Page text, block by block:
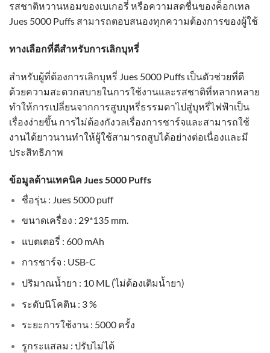
รสชาติหวานหอมของเบเกอรี่ หรือความสดชื่นของค็อกเทล
Jues 5000 Puffs สามารถตอบสนองทุกความต้องการของผู้ใช้
ทางเลือกที่ดีสำหรับการเลิกบุหรี่
สำหรับผู้ที่ต้องการเลิกบุหรี่ Jues 5000 Puffs เป็นตัวช่วยที่ดี
ด้วยความสะดวกสบายในการใช้งานและรสชาติที่หลากหลาย
ทำให้การเปลี่ยนจากการสูบบุหรี่ธรรมดาไปสู่บุหรี่ไฟฟ้าเป็น
เรื่องง่ายขึ้น การไม่ต้องกังวลเรื่องการชาร์จและสามารถใช้
งานได้ยาวนานทำให้ผู้ใช้สามารถสูบได้อย่างต่อเนื่องและมี
ประสิทธิภาพ
ข้อมูลด้านเทคนิค Jues 5000 Puffs
ชื่อรุ่น : Jues 5000 puff
ขนาดเครื่อง : 29*135 mm.
แบตเตอรี่ : 600 mAh
การชาร์จ : USB-C
ปริมาณน้ำยา : 10 ML (ไม่ต้องเติมน้ำยา)
ระดับนิโคติน : 3 %
ระยะการใช้งาน : 5000 ครั้ง
รูกระแสลม : ปรับไม่ได้